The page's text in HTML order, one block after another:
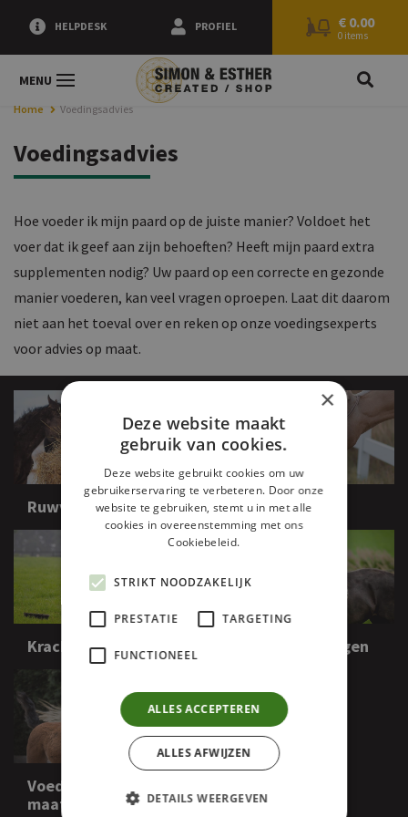
HELPDESK PROFIEL € 0.00
0 items
MENU
Home Voedingsadvies
Voedingsadvies
Hoe voeder ik mijn paard op de juiste manier? Voldoet het
voer dat ik geef aan zijn behoeften? Heeft mijn paard extra
supplementen nodig? Uw paard op een correcte en gezonde
manier voederen, kan veel vragen oproepen. Laat dit daarom
niet aan het toeval over en reken op onze voedingsexperts
voor advies op maat.
Ruwvoeders Supplementen
Krachtvoeders Veelgestelde vragen
Voedingsadvies op
maat van uw paard
×
Deze website maakt
gebruik van cookies.
Deze website gebruikt cookies om uw
gebruikerservaring te verbeteren. Door onze
website te gebruiken, stemt u in met alle
cookies in overeenstemming met ons
Cookiebeleid.
STRIKT NOODZAKELIJK
PRESTATIE TARGETING
FUNCTIONEEL
ALLES ACCEPTEREN
ALLES AFWIJZEN
DETAILS WEERGEVEN